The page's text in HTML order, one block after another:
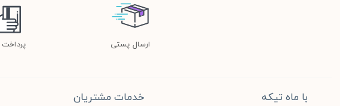
ارسال پستی پرداخت
با ماه تیکه خدمات مشتریان